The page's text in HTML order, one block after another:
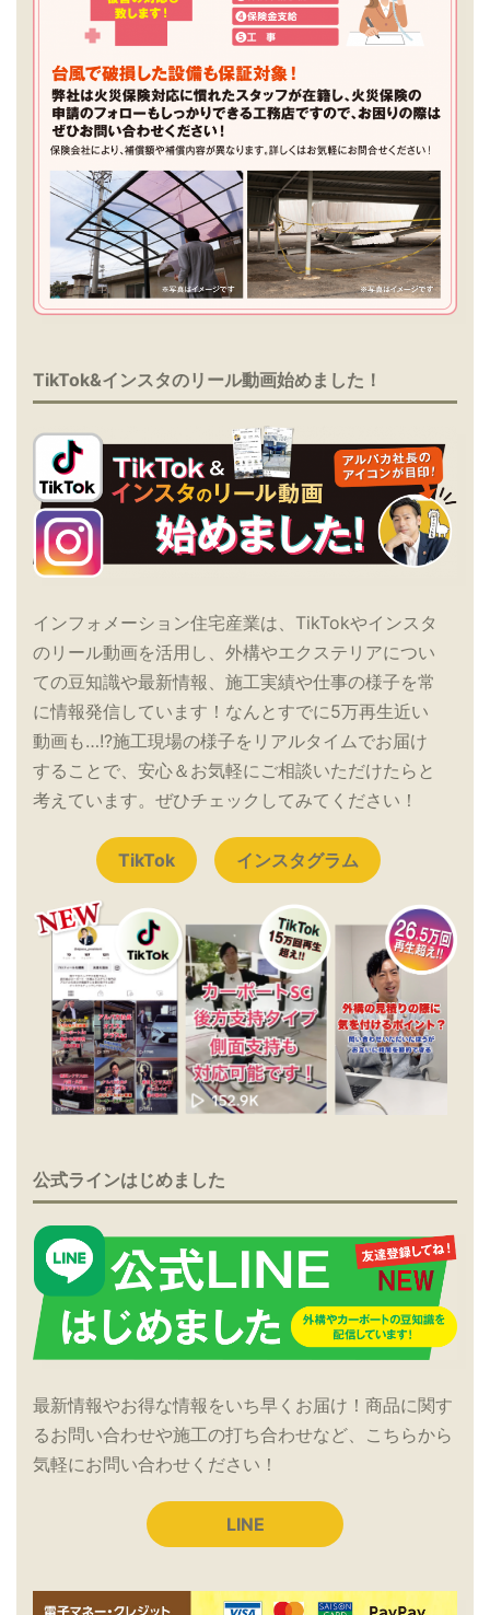
TikTok&インスタのリール動画始めました！
インフォメーション住宅産業は、TikTokやインスタ
のリール動画を活用し、外構やエクステリアについ
ての豆知識や最新情報、施工実績や仕事の様子を常
に情報発信しています！なんとすでに5万再生近い
動画も…!?施工現場の様子をリアルタイムでお届け
することで、安心＆お気軽にご相談いただけたらと
考えています。ぜひチェックしてみてください！
TikTok インスタグラム
公式ラインはじめました
最新情報やお得な情報をいち早くお届け！商品に関す
るお問い合わせや施工の打ち合わせなど、こちらから
気軽にお問い合わせください！
LINE